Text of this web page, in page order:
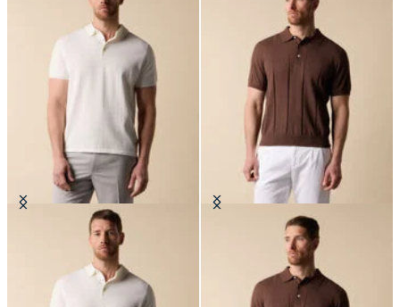
Polo en Maille de Coton Makò Polo en maille de Coton-Lin